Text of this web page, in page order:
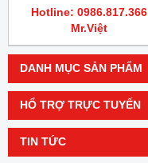
DANH MỤC SẢN PHẨM
HỔ TRỢ TRỰC TUYẾN
TIN TỨC
Hotline: 0986.817.366
Mr.Việt